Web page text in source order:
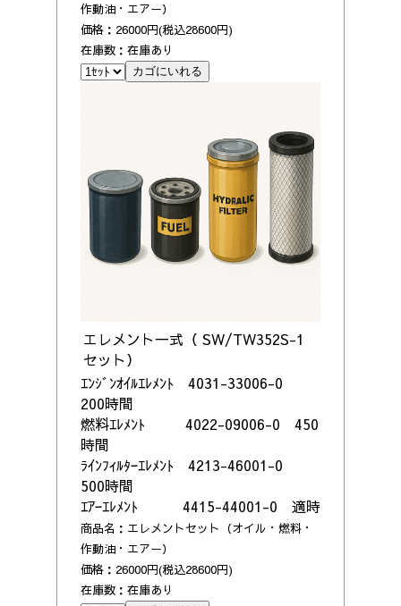
作動油・エアー）
価格：26000円(税込28600円)
在庫数：在庫あり
エレメント一式（ SW/TW352S-1
セット）
ｴﾝｼﾞﾝｵｲﾙｴﾚﾒﾝﾄ 4031-33006-0
200時間
燃料ｴﾚﾒﾝﾄ 4022-09006-0 450
時間
ﾗｲﾝﾌｨﾙﾀｰｴﾚﾒﾝﾄ 4213-46001-0
500時間
ｴｱｰｴﾚﾒﾝﾄ 4415-44001-0 適時
商品名：エレメントセット（オイル・燃料・
作動油・エアー）
価格：26000円(税込28600円)
在庫数：在庫あり